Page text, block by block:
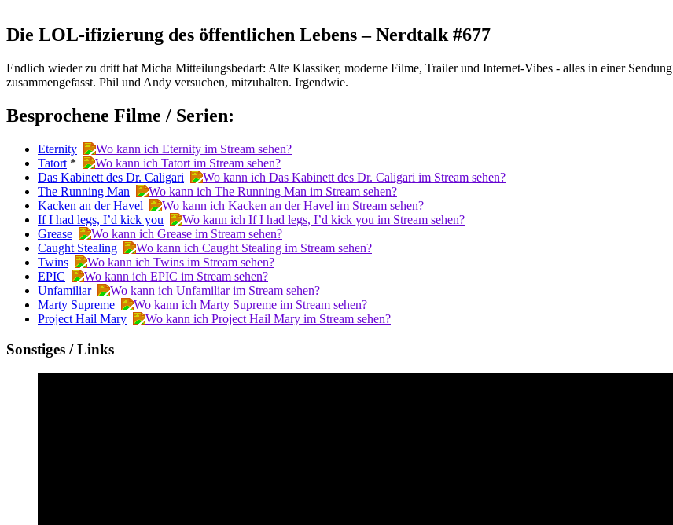
Die LOL-ifizierung des öffentlichen Lebens – Nerdtalk #677
Endlich wieder zu dritt hat Micha Mitteilungsbedarf: Alte Klassiker, moderne Filme, Trailer und Internet-Vibes - alles in einer Sendung
zusammengefasst. Phil und Andy versuchen, mitzuhalten. Irgendwie.
Besprochene Filme / Serien:
Eternity
Tatort *
Das Kabinett des Dr. Caligari
The Running Man
Kacken an der Havel
If I had legs, I’d kick you
Grease
Caught Stealing
Twins
EPIC
Unfamiliar
Marty Supreme
Project Hail Mary
Sonstiges / Links